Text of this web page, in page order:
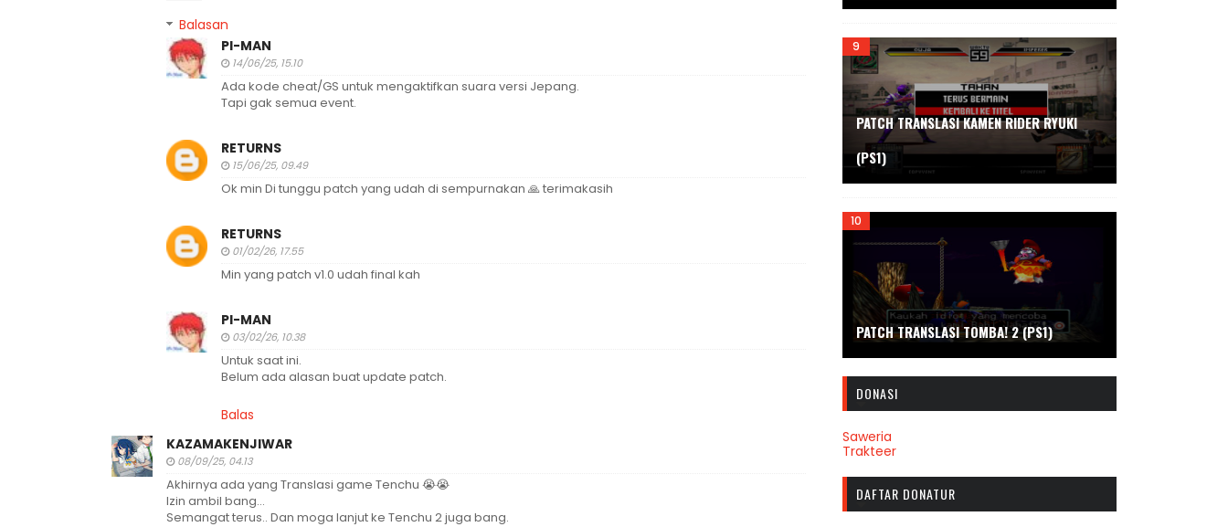
Balasan
PI-MAN
14/06/25, 15.10
Ada kode cheat/GS untuk mengaktifkan suara versi Jepang.
Tapi gak semua event.
RETURNS
15/06/25, 09.49
Ok min Di tunggu patch yang udah di sempurnakan 🙏 terimakasih
RETURNS
01/02/26, 17.55
Min yang patch v1.0 udah final kah
PI-MAN
03/02/26, 10.38
Untuk saat ini.
Belum ada alasan buat update patch.
Balas
KAZAMAKENJIWAR
08/09/25, 04.13
Akhirnya ada yang Translasi game Tenchu 😭😭
Izin ambil bang...
Semangat terus.. Dan moga lanjut ke Tenchu 2 juga bang.
PATCH TRANSLASI KAMEN RIDER RYUKI
(PS1)
PATCH TRANSLASI TOMBA! 2 (PS1)
DONASI
Saweria
Trakteer
DAFTAR DONATUR